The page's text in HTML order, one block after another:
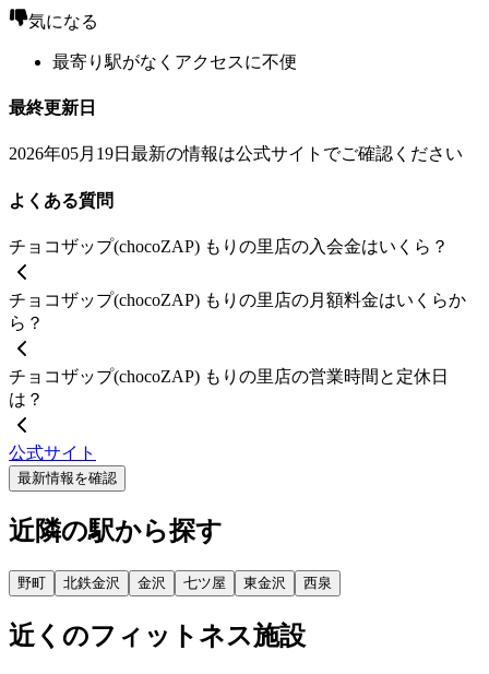
気になる
最寄り駅がなくアクセスに不便
最終更新日
2026年05月19日 最新の情報は公式サイトでご確認ください
よくある質問
チョコザップ(chocoZAP) もりの里店の入会金はいくら？
チョコザップ(chocoZAP) もりの里店の月額料金はいくらか
ら？
チョコザップ(chocoZAP) もりの里店の営業時間と定休日
は？
公式サイト
最新情報を確認
近隣の駅から探す
野町 北鉄金沢 金沢 七ツ屋 東金沢 西泉
近くのフィットネス施設